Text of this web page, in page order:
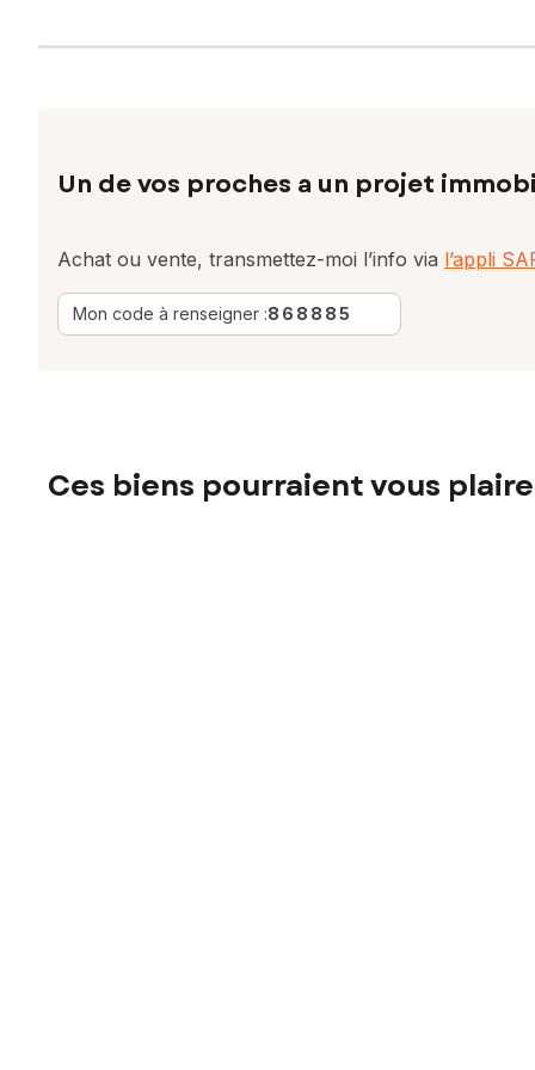
Un de vos proches a un projet
Achat ou vente, transmettez-moi l’info via l’appli
Mon code à renseigner :868885
Ces biens pourraient vous plaire